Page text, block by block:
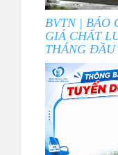
BVTN | BÁO
GIÁ CHẤT
THÁNG ĐẦU